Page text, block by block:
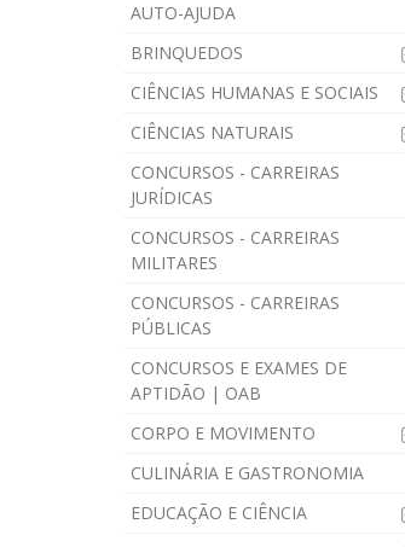
AUTO-AJUDA
BRINQUEDOS
CIÊNCIAS HUMANAS E SOCIAIS
CIÊNCIAS NATURAIS
CONCURSOS - CARREIRAS
JURÍDICAS
CONCURSOS - CARREIRAS
MILITARES
CONCURSOS - CARREIRAS
PÚBLICAS
CONCURSOS E EXAMES DE
APTIDÃO | OAB
CORPO E MOVIMENTO
CULINÁRIA E GASTRONOMIA
EDUCAÇÃO E CIÊNCIA